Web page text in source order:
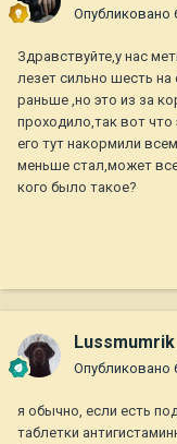
Опубликовано
Здравствуйте,у нас
лезет сильно шесть
раньше ,но это из за
проходило,так вот
его тут накормили
меньше стал,может
кого было такое?
Lussmumrik
Опубликовано
я обычно, если есть
таблетки